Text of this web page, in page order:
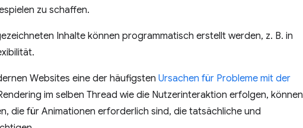
zu schaffen.
Inhalte können programmatisch erstellt werden, z. B. in
Websites eine der häufigsten Ursachen für Probleme mit der
im selben Thread wie die Nutzerinteraktion erfolgen, können
die für Animationen erforderlich sind, die tatsächliche und